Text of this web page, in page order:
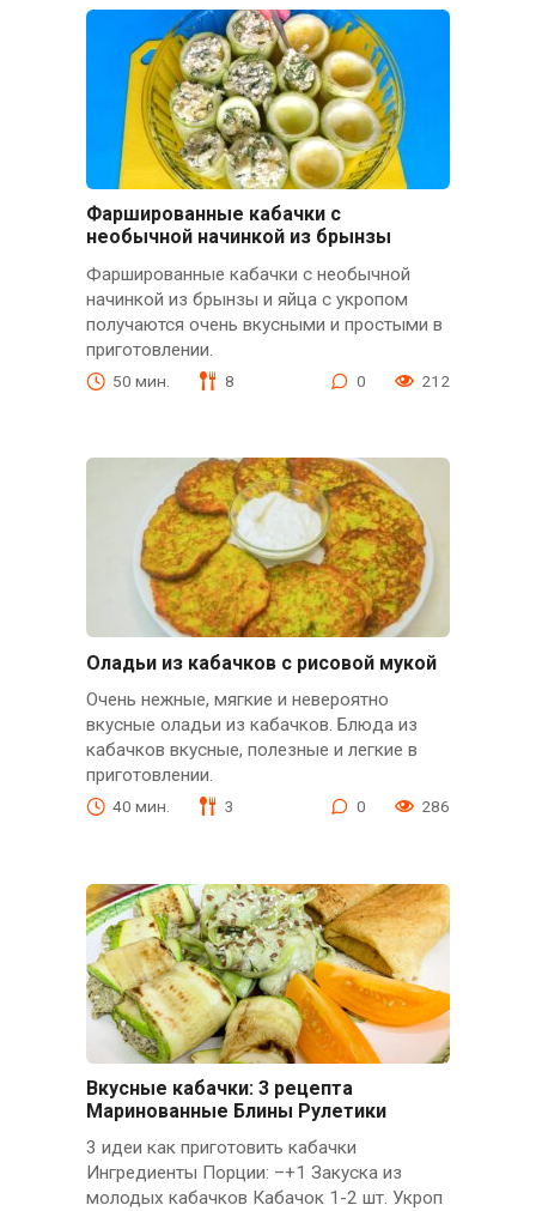
Фаршированные кабачки с
необычной начинкой из брынзы
Фаршированные кабачки с необычной
начинкой из брынзы и яйца с укропом
получаются очень вкусными и простыми в
приготовлении.
50 мин. 8 0 212
Оладьи из кабачков с рисовой мукой
Очень нежные, мягкие и невероятно
вкусные оладьи из кабачков. Блюда из
кабачков вкусные, полезные и легкие в
приготовлении.
40 мин. 3 0 286
Вкусные кабачки: 3 рецепта
Маринованные Блины Рулетики
3 идеи как приготовить кабачки
Ингредиенты Порции: –+1 Закуска из
молодых кабачков Кабачок 1-2 шт. Укроп